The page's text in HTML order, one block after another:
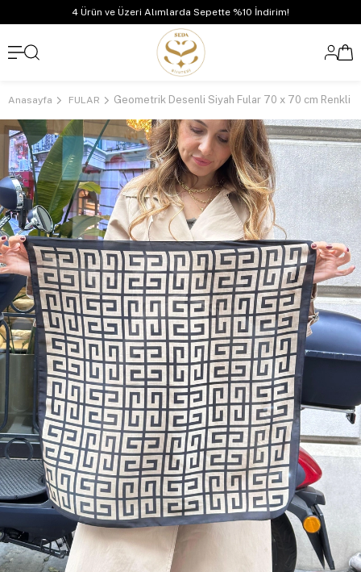
4 Ürün ve Üzeri Alımlarda Sepette %10 İndirim!
Anasayfa FULAR Geometrik Desenli Siyah Fular 70 x 70 cm Renkli